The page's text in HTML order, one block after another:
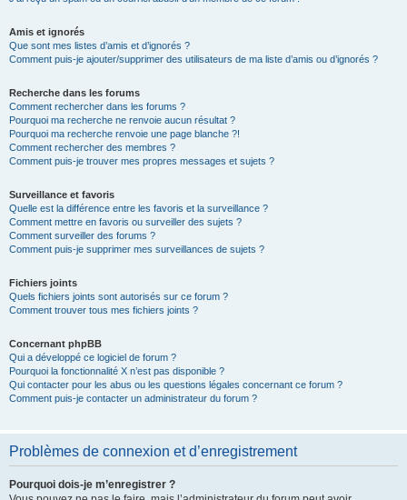
Amis et ignorés
Que sont mes listes d’amis et d’ignorés ?
Comment puis-je ajouter/supprimer des utilisateurs de ma liste d’amis ou d’ignorés ?
Recherche dans les forums
Comment rechercher dans les forums ?
Pourquoi ma recherche ne renvoie aucun résultat ?
Pourquoi ma recherche renvoie une page blanche ?!
Comment rechercher des membres ?
Comment puis-je trouver mes propres messages et sujets ?
Surveillance et favoris
Quelle est la différence entre les favoris et la surveillance ?
Comment mettre en favoris ou surveiller des sujets ?
Comment surveiller des forums ?
Comment puis-je supprimer mes surveillances de sujets ?
Fichiers joints
Quels fichiers joints sont autorisés sur ce forum ?
Comment trouver tous mes fichiers joints ?
Concernant phpBB
Qui a développé ce logiciel de forum ?
Pourquoi la fonctionnalité X n’est pas disponible ?
Qui contacter pour les abus ou les questions légales concernant ce forum ?
Comment puis-je contacter un administrateur du forum ?
Problèmes de connexion et d’enregistrement
Pourquoi dois-je m’enregistrer ?